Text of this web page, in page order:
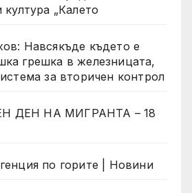
„Калето
Навсякъде където е
грешка в железницата,
за вторичен контрол
ДЕН НА МИГРАНТА – 18
по горите | Новини